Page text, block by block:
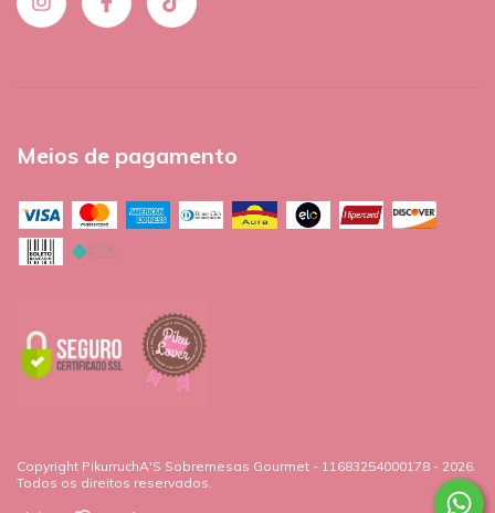
Meios de pagamento
Copyright PikurruchA'S Sobremesas Gourmet - 11683254000178 - 2026.
Todos os direitos reservados.